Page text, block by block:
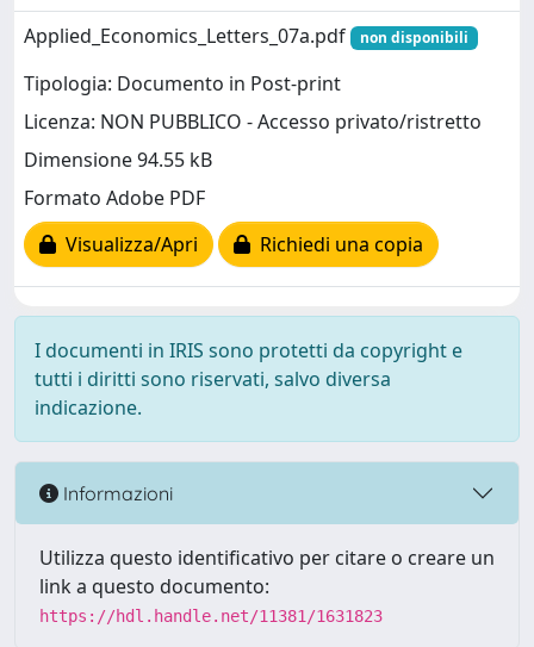
Applied_Economics_Letters_07a.pdf
non disponibili
Tipologia: Documento in Post-print
Licenza: NON PUBBLICO - Accesso privato/ristretto
Dimensione 94.55 kB
Formato Adobe PDF
Visualizza/Apri
Richiedi una copia
I documenti in IRIS sono protetti da copyright e
tutti i diritti sono riservati, salvo diversa
indicazione.
Informazioni
Utilizza questo identificativo per citare o creare un
link a questo documento:
https://hdl.handle.net/11381/1631823